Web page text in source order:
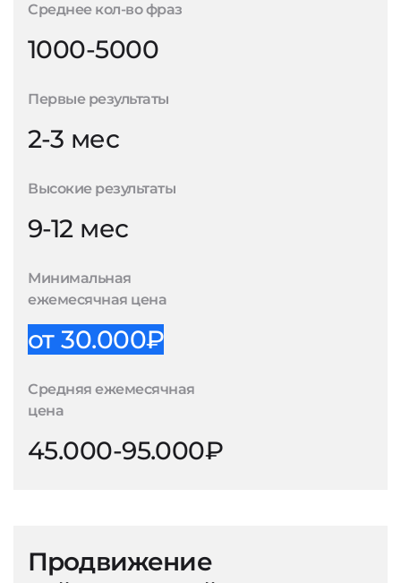
Среднее кол-во фраз
1000-5000
Первые результаты
2-3 мес
Высокие результаты
9-12 мес
Минимальная
ежемесячная цена
от 30.000₽
Средняя ежемесячная
цена
45.000-95.000₽
Продвижение